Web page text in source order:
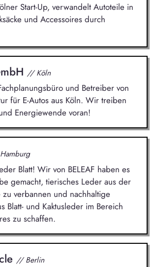
Start-Up, verwandelt Autoteile in
und Accessoires durch
// Köln
und Betreiber von
für E-Autos aus Köln. Wir treiben
Energiewende voran!
Blatt! Wir von BELEAF haben es
gemacht, tierisches Leder aus der
verbannen und nachhaltige
Blatt- und Kaktusleder im Bereich
zu schaffen.
// Berlin